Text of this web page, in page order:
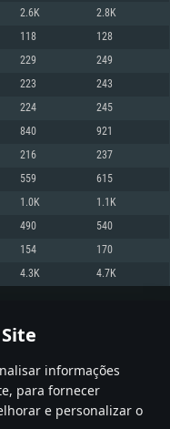
informações
para fornecer
e personalizar o
77XX / NVIDIA GeForce
não suportado)
AMD/Nvidia para Mac.
Metal.
recentes (não mais de 6
recentes com suporte
suportada: 720p.
recentes (não mais de 6
com os drivers mais recentes
2.6K 2.8K
118 128
229 249
223 243
224 245
840 921
216 237
559 615
1.0K 1.1K
490 540
154 170
4.3K 4.7K